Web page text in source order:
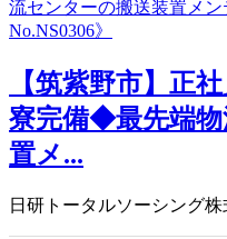
【筑紫野市】正
寮完備◆最先端
置メ...
日研トータルソーシング株